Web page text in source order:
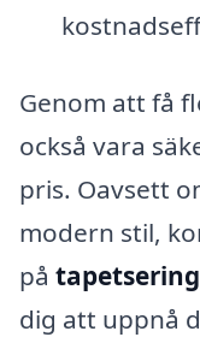
Genom att få
också vara
pris. Oavsett
modern stil,
på
dig att uppnå